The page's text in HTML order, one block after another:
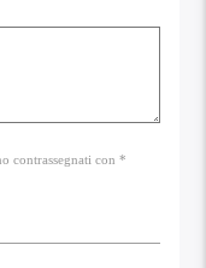
contrassegnati con *